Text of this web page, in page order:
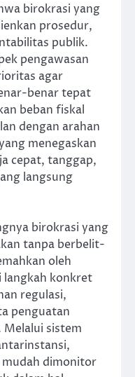
birokrasi yang
prosedur,
publik.
pengawasan
agar
benar tepat
beban fiskal
dengan arahan
menegaskan
cepat, tanggap,
langsung
birokrasi yang
tanpa berbelit-
oleh
langkah konkret
regulasi,
penguatan
sistem
mudah dimonitor